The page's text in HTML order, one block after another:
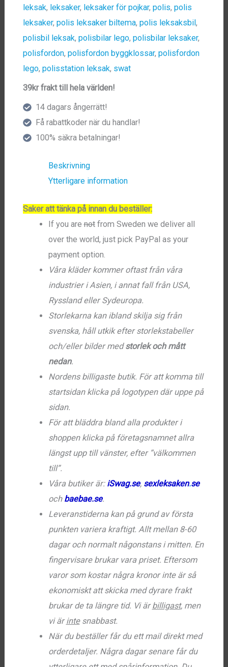
leksak, leksaker, leksaker för pojkar,polis,polis
leksaker,polis leksaker biltema,polis leksaksbil,
polisbil leksak,polisbilar lego,polisbilar leksaker,
polisfordon,polisfordon byggklossar,polisfordon
lego,polisstation leksak, swat
39kr frakt till hela världen!
14 dagars ångerrätt!
Få rabattkoder när du handlar!
100% säkra betalningar!
Beskrivning
Ytterligare information
Saker att tänka på innan du beställer:
If you arenotfrom Sweden we deliver all
over the world, just pick PayPal as your
payment option.
Våra kläder kommer oftast från våra
industrier i Asien, i annat fall från USA,
Ryssland eller Sydeuropa.
Storlekarna kan ibland skilja sig från
svenska, håll utkik efter storlekstabeller
och/eller bilder medstorlek och mått
nedan.
Nordens billigaste butik. För att komma till
startsidan klicka på logotypen där uppe på
sidan.
För att bläddra bland alla produkter i
shoppen klicka på företagsnamnet allra
längst upp till vänster, efter ”välkommen
till”.
Våra butiker är: iSwag.se, sexleksaken.se
och baebae.se.
Leveranstiderna kan på grund av första
punkten variera kraftigt. Allt mellan 8-60
dagar och normalt någonstans i mitten. En
fingervisare brukar vara priset. Eftersom
varor som kostar några kronor inte är så
ekonomiskt att skicka med dyrare frakt
brukar de ta längre tid. Vi ärbilligast, men
vi ärintesnabbast.
När du beställer får du ett mail direkt med
orderdetaljer. Några dagar senare får du